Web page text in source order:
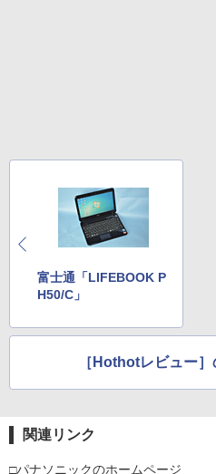
富士通「LIFEBOOK P
H50/C」
［Hothotレビュー
関連リンク
□パナソニックのホームページ